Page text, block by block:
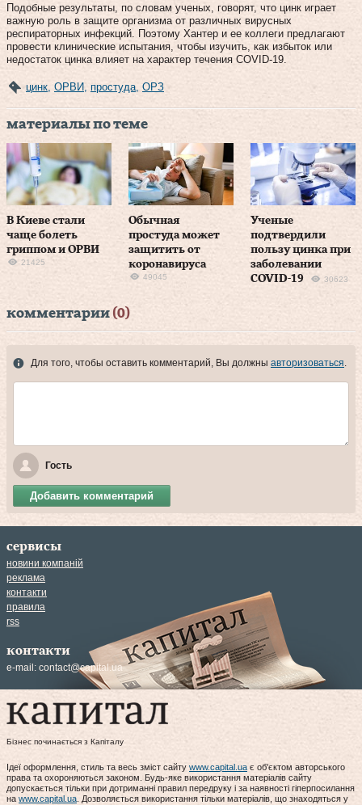
Подобные результаты, по словам ученых, говорят, что цинк играет
важную роль в защите организма от различных вирусных
респираторных инфекций. Поэтому Хантер и ее коллеги предлагают
провести клинические испытания, чтобы изучить, как избыток или
недостаток цинка влияет на характер течения COVID-19.
цинк ОРВИ простуда ОРЗ
материалы по теме
В Киеве стали
чаще болеть
гриппом и ОРВИ
21425
Обычная
простуда может
защитить от
коронавируса
49045
Ученые
подтвердили
пользу цинка при
заболевании
COVID-19
30623
комментарии (0)
Для того, чтобы оставить комментарий, Вы должны авторизоваться.
Гость
Добавить комментарий
сервисы
новини компаній
реклама
контакти
правила
rss
контакти
e-mail: contact@capital.ua
Бізнес починається з Капіталу
Ідеї оформлення, стиль та весь зміст сайту www.capital.ua є об'єктом авторського
права та охороняються законом. Будь-яке використання матеріалів сайту
допускається тільки при дотриманні правил передруку і за наявності гіперпосилання
на www.capital.ua. Дозволяється використання тільки матеріалів, що знаходяться у